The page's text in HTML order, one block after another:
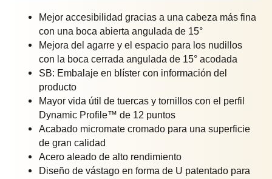
Mejor accesibilidad gracias a una cabeza más fina
con una boca abierta angulada de 15°
Mejora del agarre y el espacio para los nudillos
con la boca cerrada angulada de 15° acodada
SB: Embalaje en blíster con información del
producto
Mayor vida útil de tuercas y tornillos con el perfil
Dynamic Profile™ de 12 puntos
Acabado micromate cromado para una superficie
de gran calidad
Acero aleado de alto rendimiento
Diseño de vástago en forma de U patentado para